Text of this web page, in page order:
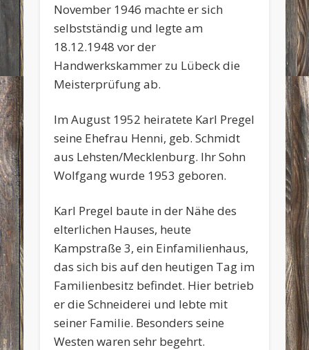
November 1946 machte er sich
selbstständig und legte am
18.12.1948 vor der
Handwerkskammer zu Lübeck die
Meisterprüfung ab.
Im August 1952 heiratete Karl Pregel
seine Ehefrau Henni, geb. Schmidt
aus Lehsten/Mecklenburg. Ihr Sohn
Wolfgang wurde 1953 geboren.
Karl Pregel baute in der Nähe des
elterlichen Hauses, heute
Kampstraße 3, ein Einfamilienhaus,
das sich bis auf den heutigen Tag im
Familienbesitz befindet. Hier betrieb
er die Schneiderei und lebte mit
seiner Familie. Besonders seine
Westen waren sehr begehrt.